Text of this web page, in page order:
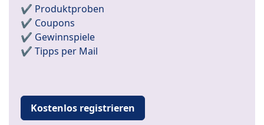
✔️ Produktproben
✔️ Coupons
✔️ Gewinnspiele
✔️ Tipps per Mail
Kostenlos registrieren